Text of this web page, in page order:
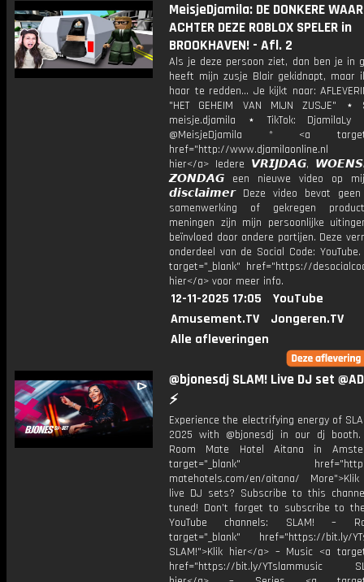
MeisjeDjamila: DE DONKERE
ACHTER DEZE ROBLOX SPELER in
BROOKHAVEN! - Afl. 2
Als je deze persoon ziet, dan ben je in
heeft mijn zusje Blair gekidnapt, maar
haar te redden... Je kijkt naar:
"HET GEHEIM VAN MIJN ZUSJE" ⋆
meisje.djamila ⋆ TikTok:
@MeisjeDjamila * <a
href="http://
hier</a> Iedere 𝙑𝙍𝙄𝙅𝘿𝘼𝙂,
𝙕𝙊𝙉𝘿𝘼𝙂 een nieuwe video op
𝙙𝙞𝙨𝙘𝙡𝙖𝙞𝙢𝙚𝙧 Deze video bevat geen
samenwerking of gekregen
meningen zijn mijn persoonlijke
beïnvloed door andere partijen. Deze
onderdeel van de Social Code:
target="_blank" href="https://
hier</a> voor meer info.
12-11-2025 17:05
YouTube
Amusement.TV
Jongeren.TV
Alle afleveringen
@bjonesdj SLAM! Live DJ set
⚡
Experience the electrifying energy of
2025 with @bjonesdj in our dj booth.
Room Mate Hotel Aitana in
target="_blank"
matehotels.com/en/aitana/
live DJ sets? Subscribe to this
tuned! Don’t forget to subscribe to
YouTube channels: SLAM! –
target="_blank" href="https://bit.ly/
SLAM!">Klik hier</a> – Music <a
href="https://bit.ly/YTslammusic